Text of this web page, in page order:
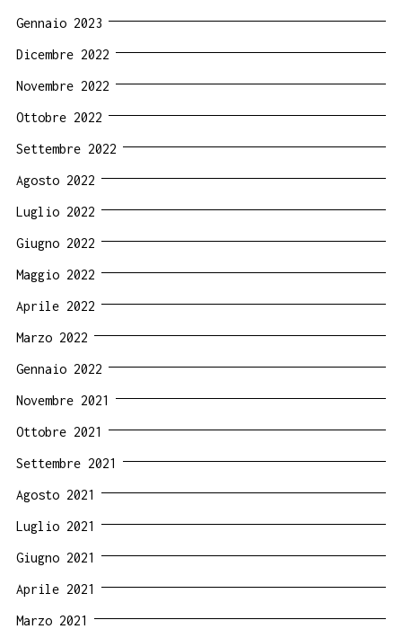
Gennaio 2023
Dicembre 2022
Novembre 2022
Ottobre 2022
Settembre 2022
Agosto 2022
Luglio 2022
Giugno 2022
Maggio 2022
Aprile 2022
Marzo 2022
Gennaio 2022
Novembre 2021
Ottobre 2021
Settembre 2021
Agosto 2021
Luglio 2021
Giugno 2021
Aprile 2021
Marzo 2021